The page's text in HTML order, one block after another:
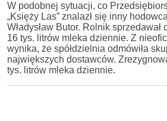
W podobnej sytuacji, co
„Księży Las” znalazł się inny
Władysław Butor. Rolnik sprzedawał
16 tys. litrów mleka dziennie. Z
wynika, że spółdzielnia odmówiła
największych dostawców.
tys. litrów mleka dziennie.